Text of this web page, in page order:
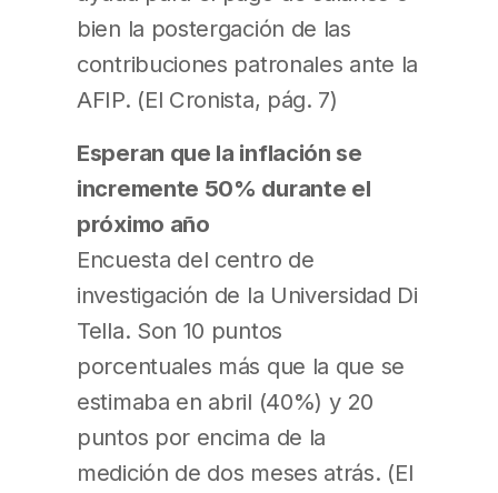
bien la postergación de las
contribuciones patronales ante la
AFIP. (El Cronista, pág. 7)
Esperan que la inflación se
incremente 50% durante el
próximo año
Encuesta del centro de
investigación de la Universidad Di
Tella. Son 10 puntos
porcentuales más que la que se
estimaba en abril (40%) y 20
puntos por encima de la
medición de dos meses atrás. (El